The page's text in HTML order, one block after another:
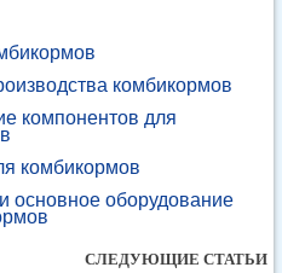
комбикормов
компонентов для
комбикормов
основное оборудование
СЛЕДУЮЩИЕ СТАТЬИ